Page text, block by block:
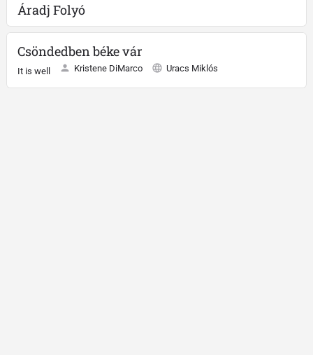
Áradj Folyó
Csöndedben béke vár
It is well Kristene DiMarco Uracs Miklós